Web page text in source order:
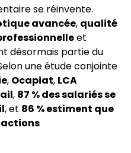
se réinvente.
avancée, qualité
et
désormais partie du
une étude conjointe
, Ocapiat, LCA
, 87 % des salariés se
, et 86 % estiment que
actions